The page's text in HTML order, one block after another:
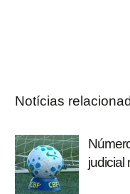
Notícias
judicial